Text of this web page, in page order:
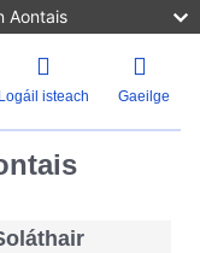
Aontais
Logáil isteach Gaeilge